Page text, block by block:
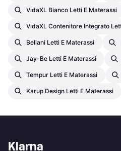
VidaXL Bianco Letti E Materassi
VidaXL Contenitore Integrato
Beliani Letti E Materassi
Jay-Be Letti E Materassi
Tempur Letti E Materassi
Karup Design Letti E Materassi
Klarna